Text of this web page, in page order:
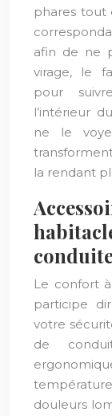
phares tout
afin de ne
virage, le
pour
l’intérieur
ne le
la rendant
Le confort
participe
votre
de
douleurs